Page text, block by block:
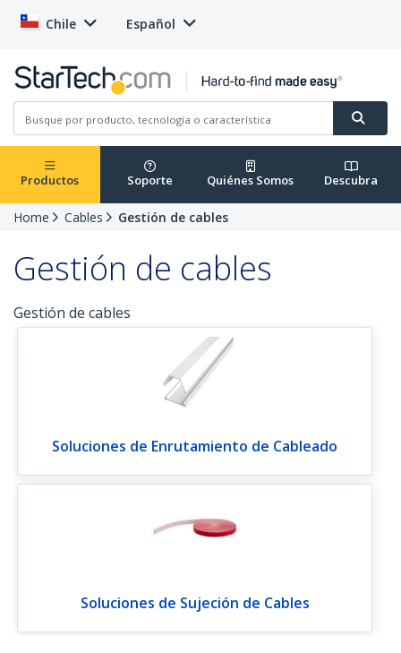
Chile Español
Productos Soporte Quiénes Somos Descubra
Home Cables Gestión de cables
Gestión de cables
Gestión de cables
Soluciones de Enrutamiento de Cableado
Soluciones de Sujeción de Cables